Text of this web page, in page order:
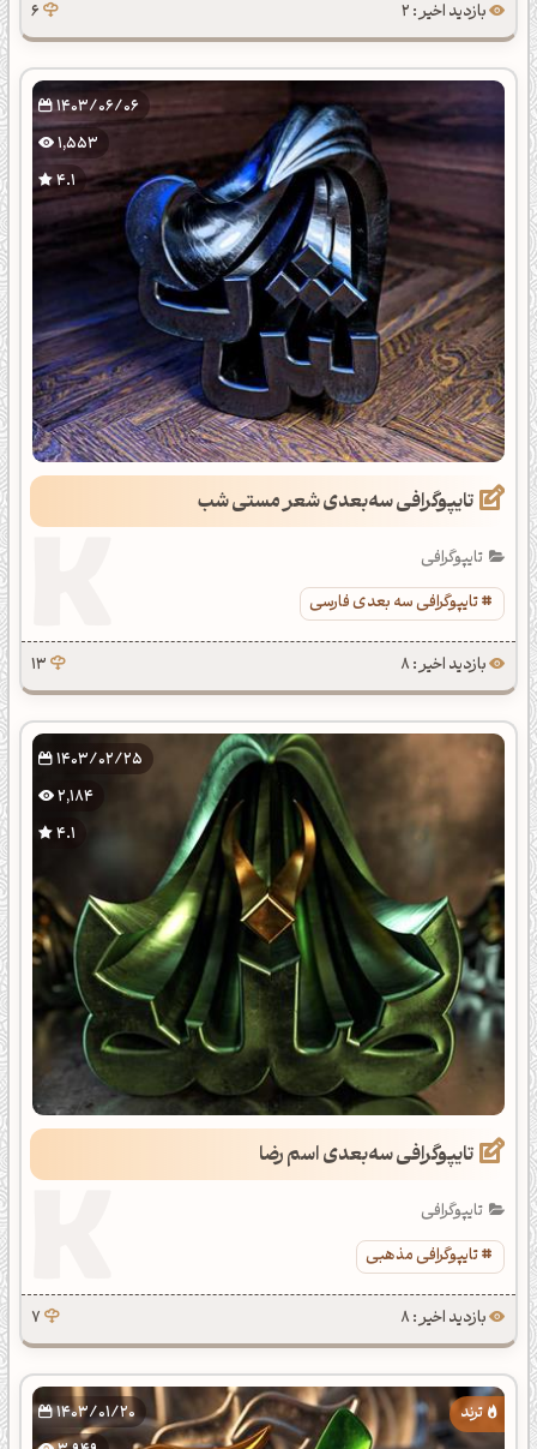
بازدید اخیر : 2 6
1403/06/06
1,553
4.1
تایپوگرافی سه‌بعدی شعر مستی شب
تایپوگرافی
تایپوگرافی سه بعدی فارسی
بازدید اخیر : 8 13
1403/02/25
2,184
4.1
تایپوگرافی سه‌بعدی اسم رضا
تایپوگرافی
تایپوگرافی مذهبی
بازدید اخیر : 8 7
1403/01/20